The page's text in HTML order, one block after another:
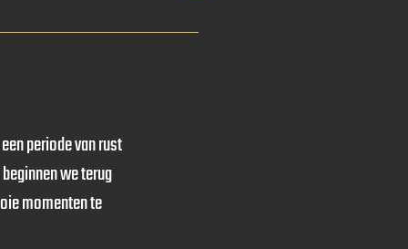
periode van rust
we terug
momenten te